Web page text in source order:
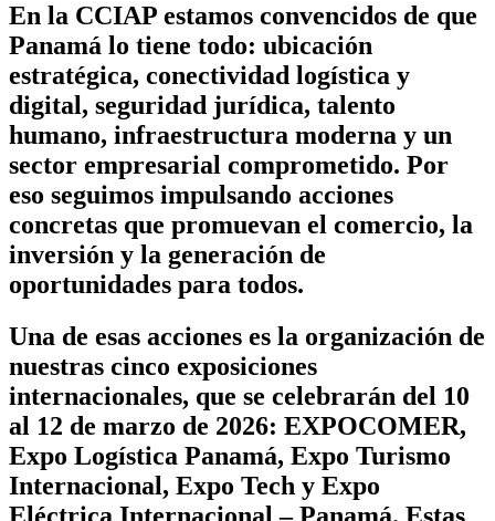
En la CCIAP estamos convencidos de que
Panamá lo tiene todo: ubicación
estratégica, conectividad logística y
digital, seguridad jurídica, talento
humano, infraestructura moderna y un
sector empresarial comprometido. Por
eso seguimos impulsando acciones
concretas que promuevan el comercio, la
inversión y la generación de
oportunidades para todos.
Una de esas acciones es la organización de
nuestras cinco exposiciones
internacionales, que se celebrarán del 10
al 12 de marzo de 2026: EXPOCOMER,
Expo Logística Panamá, Expo Turismo
Internacional, Expo Tech y Expo